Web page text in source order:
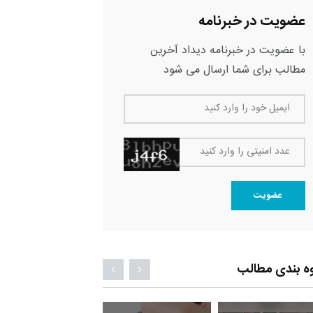
عضویت در خبرنامه
با عضویت در خبرنامه دیداد آخرین
مطالب برای شما ارسال می شود
ایمیل خود را وارد کنید
عدد امنیتی را وارد کنید
عضویت
بندی مطالب